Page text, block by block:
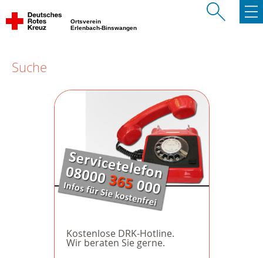
Ortsverein
Erlenbach-Binswangen
Suche
Kostenlose DRK-Hotline.
Wir beraten Sie gerne.